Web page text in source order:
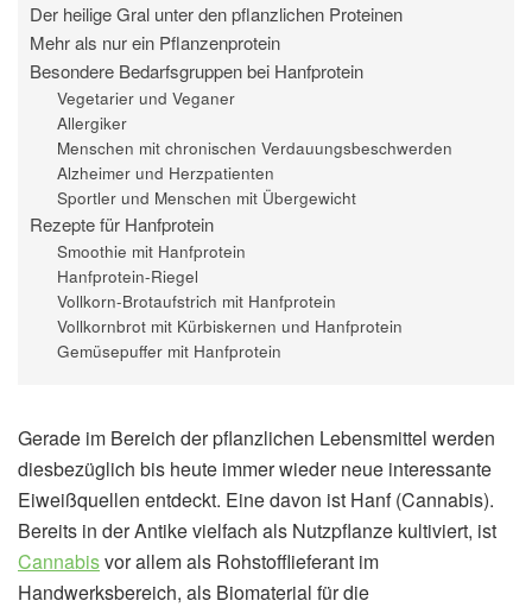
Der heilige Gral unter den pflanzlichen Proteinen
Mehr als nur ein Pflanzenprotein
Besondere Bedarfsgruppen bei Hanfprotein
Vegetarier und Veganer
Allergiker
Menschen mit chronischen Verdauungsbeschwerden
Alzheimer und Herzpatienten
Sportler und Menschen mit Übergewicht
Rezepte für Hanfprotein
Smoothie mit Hanfprotein
Hanfprotein-Riegel
Vollkorn-Brotaufstrich mit Hanfprotein
Vollkornbrot mit Kürbiskernen und Hanfprotein
Gemüsepuffer mit Hanfprotein
Gerade im Bereich der pflanzlichen Lebensmittel werden
diesbezüglich bis heute immer wieder neue interessante
Eiweißquellen entdeckt. Eine davon ist Hanf (Cannabis).
Bereits in der Antike vielfach als Nutzpflanze kultiviert, ist
Cannabisvor allem als Rohstofflieferant im
Handwerksbereich, als Biomaterial für die